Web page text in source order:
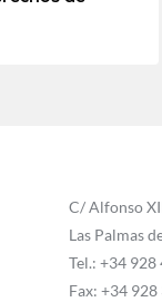
C/ Alfonso
Las Palmas
Tel.: +34 928
Fax: +34